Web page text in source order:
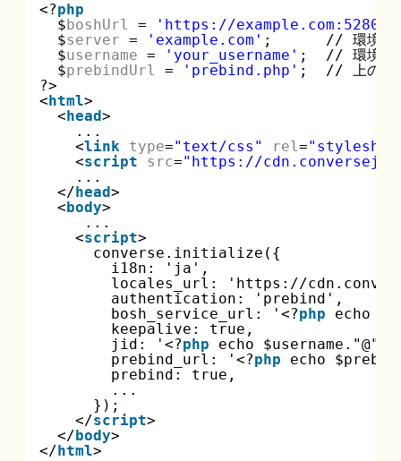
<?php
$ boshUrl = ' https://example.com:5280/
$server = 'example.com' ;      // 環境に
$username = 'your_username' ;  // 環境に
$prebindUrl = 'prebind.php' ;  // 上のス
?>
< html>
< head>
...
<link type="text/css" rel=
<script src=" https://
...
</ head>
< body>
...
<script>
converse.initialize({
i18n: 'ja',
locales_url: ' https://
authentication: 'prebind',
bosh_service_url: '<?php
echo
keepalive: true,
jid: '<?php
echo
prebind_url: '<?php
echo
prebind: true,
...
});
</script>
</ body>
</ html>